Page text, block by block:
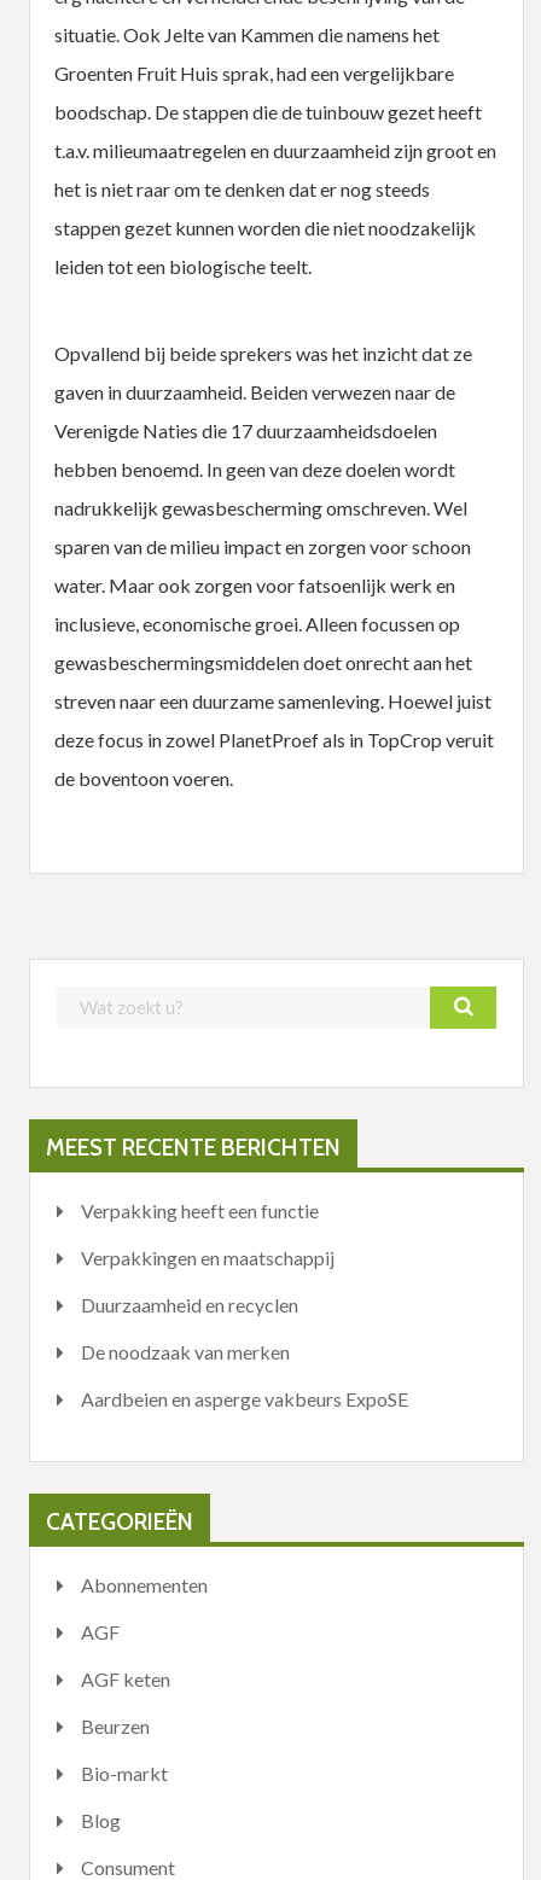
situatie. Ook Jelte van Kammen die namens het
Groenten Fruit Huis sprak, had een vergelijkbare
boodschap. De stappen die de tuinbouw gezet heeft
t.a.v. milieumaatregelen en duurzaamheid zijn groot en
het is niet raar om te denken dat er nog steeds
stappen gezet kunnen worden die niet noodzakelijk
leiden tot een biologische teelt.
Opvallend bij beide sprekers was het inzicht dat ze
gaven in duurzaamheid. Beiden verwezen naar de
Verenigde Naties die 17 duurzaamheidsdoelen
hebben benoemd. In geen van deze doelen wordt
nadrukkelijk gewasbescherming omschreven. Wel
sparen van de milieu impact en zorgen voor schoon
water. Maar ook zorgen voor fatsoenlijk werk en
inclusieve, economische groei. Alleen focussen op
gewasbeschermingsmiddelen doet onrecht aan het
streven naar een duurzame samenleving. Hoewel juist
deze focus in zowel PlanetProef als in TopCrop veruit
de boventoon voeren.
MEEST RECENTE BERICHTEN
Verpakking heeft een functie
Verpakkingen en maatschappij
Duurzaamheid en recyclen
De noodzaak van merken
Aardbeien en asperge vakbeurs ExpoSE
CATEGORIEËN
Abonnementen
AGF
AGF keten
Beurzen
Bio-markt
Blog
Consument